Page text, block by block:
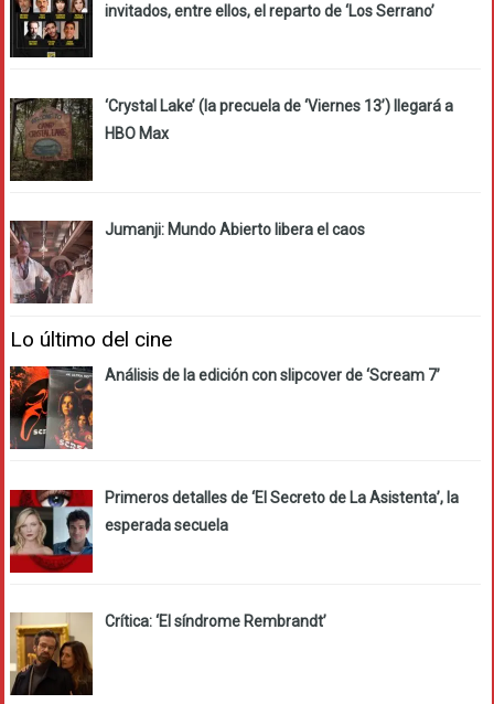
invitados, entre ellos, el reparto de ‘Los Serrano’
‘Crystal Lake’ (la precuela de ‘Viernes 13’) llegará a
HBO Max
Jumanji: Mundo Abierto libera el caos
Lo último del cine
Análisis de la edición con slipcover de ‘Scream 7’
Primeros detalles de ‘El Secreto de La Asistenta’, la
esperada secuela
Crítica: ‘El síndrome Rembrandt’